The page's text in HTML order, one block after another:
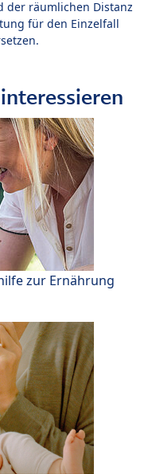
räumlichen Distanz
für den Einzelfall
zur Ernährung